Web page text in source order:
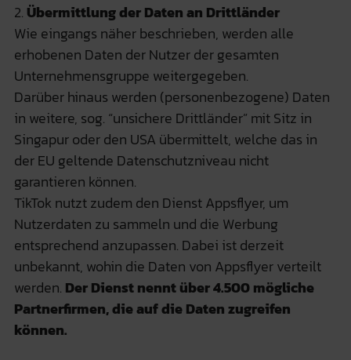
2. Übermittlung der Daten an Drittländer
Wie eingangs näher beschrieben, werden alle
erhobenen Daten der Nutzer der gesamten
Unternehmensgruppe weitergegeben.
Darüber hinaus werden (personenbezogene) Daten
in weitere, sog. “unsichere Drittländer” mit Sitz in
Singapur oder den USA übermittelt, welche das in
der EU geltende Datenschutzniveau nicht
garantieren können.
TikTok nutzt zudem den Dienst Appsflyer, um
Nutzerdaten zu sammeln und die Werbung
entsprechend anzupassen. Dabei ist derzeit
unbekannt, wohin die Daten von Appsflyer verteilt
werden. Der Dienst nennt über 4.500 mögliche
Partnerfirmen, die auf die Daten zugreifen
können.